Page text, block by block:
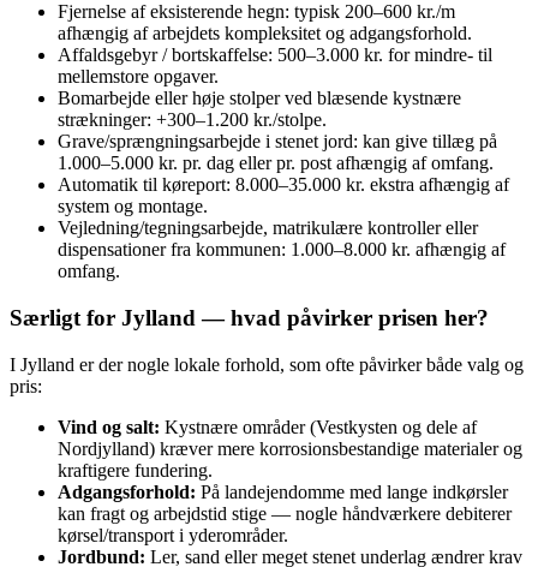
Fjernelse af eksisterende hegn: typisk 200–600 kr./m
afhængig af arbejdets kompleksitet og adgangsforhold.
Affaldsgebyr / bortskaffelse: 500–3.000 kr. for mindre- til
mellemstore opgaver.
Bomarbejde eller høje stolper ved blæsende kystnære
strækninger: +300–1.200 kr./stolpe.
Grave/sprængningsarbejde i stenet jord: kan give tillæg på
1.000–5.000 kr. pr. dag eller pr. post afhængig af omfang.
Automatik til køreport: 8.000–35.000 kr. ekstra afhængig af
system og montage.
Vejledning/tegningsarbejde, matrikulære kontroller eller
dispensationer fra kommunen: 1.000–8.000 kr. afhængig af
omfang.
Særligt for Jylland — hvad påvirker prisen her?
I Jylland er der nogle lokale forhold, som ofte påvirker både valg og
pris:
Vind og salt: Kystnære områder (Vestkysten og dele af
Nordjylland) kræver mere korrosionsbestandige materialer og
kraftigere fundering.
Adgangsforhold: På landejendomme med lange indkørsler
kan fragt og arbejdstid stige — nogle håndværkere debiterer
kørsel/transport i yderområder.
Jordbund: Ler, sand eller meget stenet underlag ændrer krav